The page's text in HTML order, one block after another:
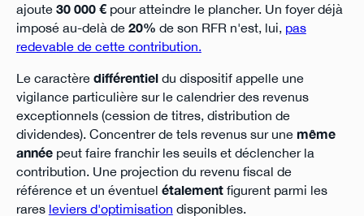
ajoute 30 000 €pour atteindre le plancher. Un foyer déjà
imposé au-delà de 20% de son RFR n'est, lui, pas
redevable de cette contribution.
Le caractère différentieldu dispositif appelle une
vigilance particulière sur le calendrier des revenus
exceptionnels (cession de titres, distribution de
dividendes). Concentrer de tels revenus sur une même
annéepeut faire franchir les seuils et déclencher la
contribution. Une projection du revenu fiscal de
référence et un éventuel étalementfigurent parmi les
rares leviers d'optimisation disponibles.